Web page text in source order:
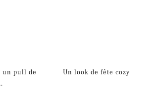
un pull de
Un look de fête cozy